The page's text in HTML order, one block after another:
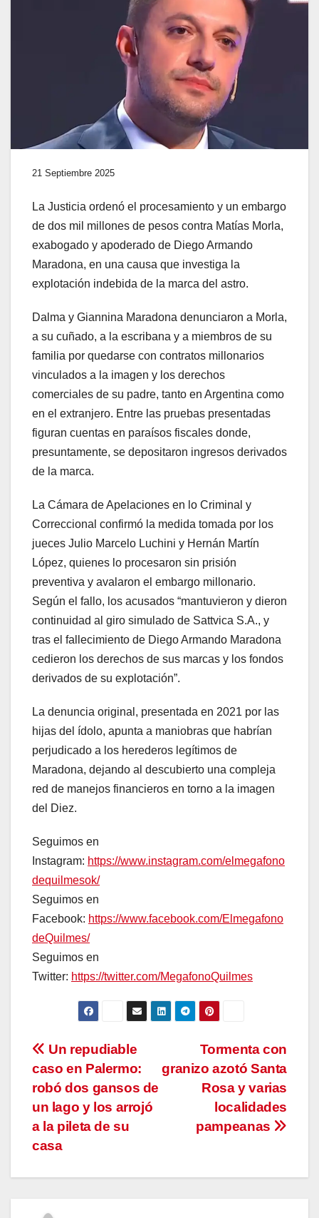
21 Septiembre 2025
La Justicia ordenó el procesamiento y un embargo
de dos mil millones de pesos contra Matías Morla,
exabogado y apoderado de Diego Armando
Maradona, en una causa que investiga la
explotación indebida de la marca del astro.
Dalma y Giannina Maradona denunciaron a Morla,
a su cuñado, a la escribana y a miembros de su
familia por quedarse con contratos millonarios
vinculados a la imagen y los derechos
comerciales de su padre, tanto en Argentina como
en el extranjero. Entre las pruebas presentadas
figuran cuentas en paraísos fiscales donde,
presuntamente, se depositaron ingresos derivados
de la marca.
La Cámara de Apelaciones en lo Criminal y
Correccional confirmó la medida tomada por los
jueces Julio Marcelo Luchini y Hernán Martín
López, quienes lo procesaron sin prisión
preventiva y avalaron el embargo millonario.
Según el fallo, los acusados “mantuvieron y dieron
continuidad al giro simulado de Sattvica S.A., y
tras el fallecimiento de Diego Armando Maradona
cedieron los derechos de sus marcas y los fondos
derivados de su explotación”.
La denuncia original, presentada en 2021 por las
hijas del ídolo, apunta a maniobras que habrían
perjudicado a los herederos legítimos de
Maradona, dejando al descubierto una compleja
red de manejos financieros en torno a la imagen
del Diez.
Seguimos en
Instagram: https://www.instagram.com/elmegafono
dequilmesok/
Seguimos en
Facebook: https://www.facebook.com/Elmegafono
deQuilmes/
Seguimos en
Twitter: https://twitter.com/MegafonoQuilmes
Navegación
de
entradas
Tormenta con
granizo azotó Santa
Rosa y varias
localidades
pampeanas
Un repudiable
caso en Palermo:
robó dos gansos de
un lago y los arrojó
a la pileta de su
casa